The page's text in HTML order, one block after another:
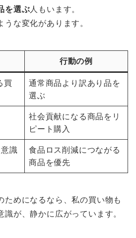
を選ぶ 人もいます。
な変化があります。
行動の例
買
通常商品より訳あり品を
選ぶ
社会貢献になる商品をリ
ピート購入
識
食品ロス削減につながる
商品を優先
ためになるなら、私の買い物も
が、静かに広がっています。